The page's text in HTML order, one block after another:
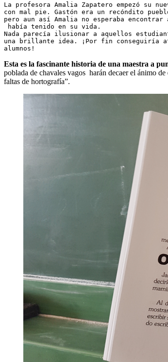
La profesora Amalia Zapatero empezó su
con mal pie. Gastón era un recóndito
pero aun así Amalia no esperaba
había tenido en su vida.
Nada parecía ilusionar a aquellos
una brillante idea. ¡Por fin conseguiría
alumnos!
Esta es la fascinante historia de una maestra a
poblada de chavales vagos harán decaer el ánimo
faltas de hortografía”.